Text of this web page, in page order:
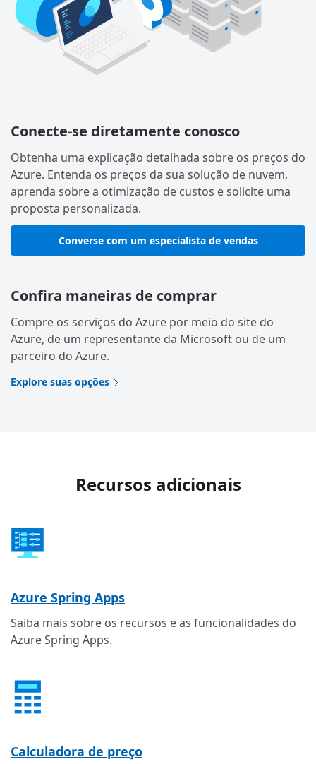
Conecte-se diretamente conosco
Obtenha uma explicação detalhada sobre os preços do
Azure. Entenda os preços da sua solução de nuvem,
aprenda sobre a otimização de custos e solicite uma
proposta personalizada.
Converse com um especialista de vendas
Confira maneiras de comprar
Compre os serviços do Azure por meio do site do
Azure, de um representante da Microsoft ou de um
parceiro do Azure.
Explore suas opções
Recursos adicionais
Azure Spring Apps
Saiba mais sobre os recursos e as funcionalidades do
Azure Spring Apps.
Calculadora de preço